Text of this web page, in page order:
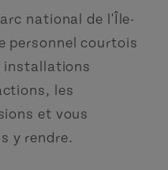
national de l'Île-
personnel courtois
installations
les
et vous
y rendre.